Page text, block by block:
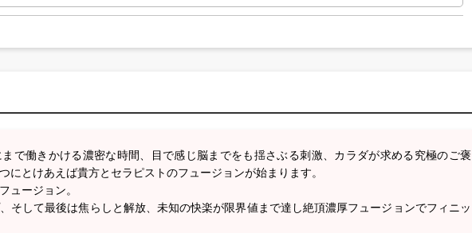
で働きかける濃密な時間、目で感じ脳までをも揺さぶる刺激、カラダが求める究極のご褒
にとけあえば貴方とセラピストのフュージョンが始まります。
ュージョン。
そして最後は焦らしと解放、未知の快楽が限界値まで達し絶頂濃厚フュージョンでフィニッ